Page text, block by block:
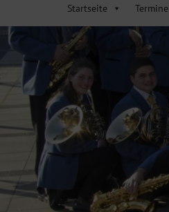
Startseite Termine